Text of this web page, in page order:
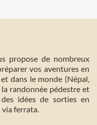
propose de nombreux
vos aventures en
et dans le monde (Népal,
la randonnée pédestre et
idées de sorties en
via ferrata.